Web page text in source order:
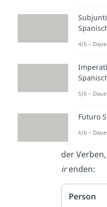
ellos/
Du
Infinitiv
Die
vosotros-
In dieser
der
irenden:
Person
4/6 –
5/6 –
Futuro
6/6 –